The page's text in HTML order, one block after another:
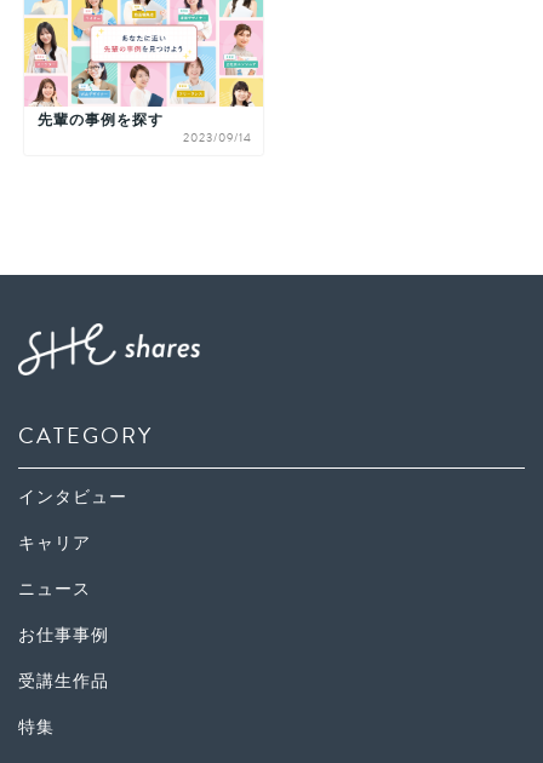
先輩の事例を探す
2023/09/14
CATEGORY
インタビュー
キャリア
ニュース
お仕事事例
受講生作品
特集